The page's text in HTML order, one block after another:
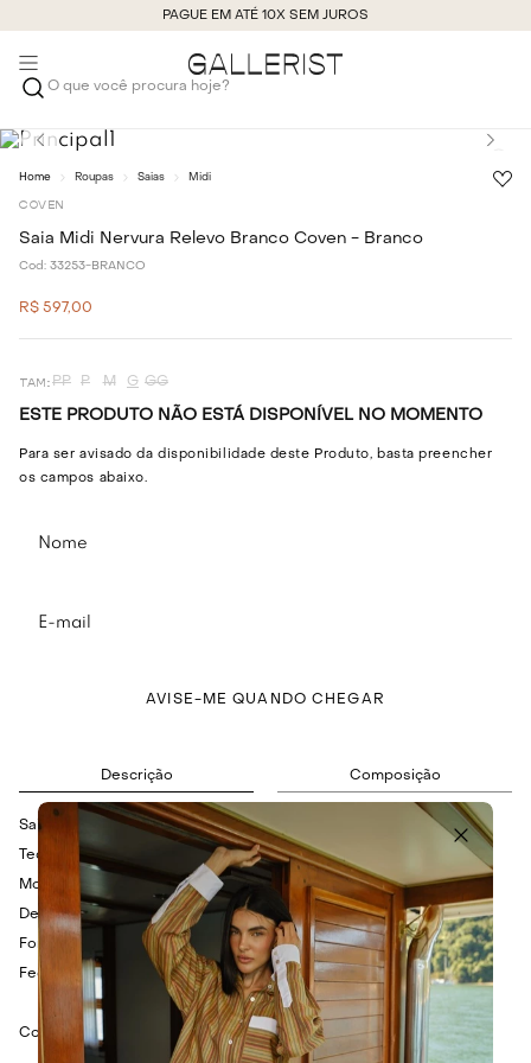
PAGUE EM ATÉ 10X SEM JUROS
O que você procura hoje?
Roupas Saias Midi
COVEN
Saia Midi Nervura Relevo Branco Coven - Branco
Cod: 33253-BRANCO
R$ 597,00
PP P M G GG
ESTE PRODUTO NÃO ESTÁ DISPONÍVEL NO MOMENTO
Para ser avisado da disponibilidade deste Produto, basta preencher
os campos abaixo.
AVISE-ME QUANDO CHEGAR
Descrição Composição
Saia midi em toque de linho.
Tecido levemente encorpado.
Modelagem evasê.
Detalhes em babados verticais.
Forro embutido.
Fechamento por zíper posterior.
Cor: Off white.